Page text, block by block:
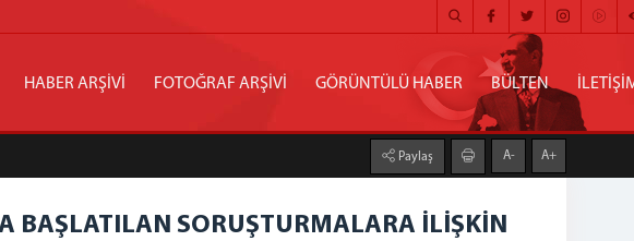
HABER ARŞİVİ FOTOĞRAF ARŞİVİ GÖRÜNTÜLÜ HABER BÜLTEN
Paylaş A- A+
BAŞLATILAN SORUŞTURMALARA İLİŞKİN